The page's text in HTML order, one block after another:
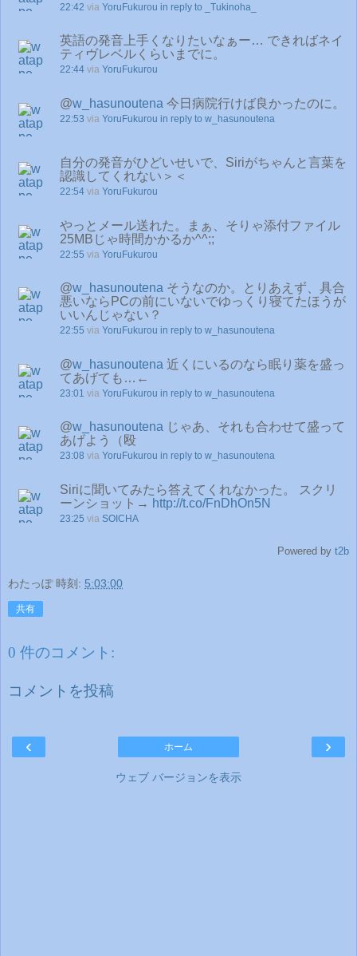
22:42 via YoruFukurou in reply to _Tukinoha_
英語の発音上手くなりたいなぁー… できればネイ
ティヴレベルくらいまでに。
22:44 via YoruFukurou
@w_hasunoutena 今日病院行けば良かったのに。
22:53 via YoruFukurou in reply to w_hasunoutena
自分の発音がひどいせいで、Siriがちゃんと言葉を
認識してくれない＞＜
22:54 via YoruFukurou
やっとメール送れた。まぁ、そりゃ添付ファイル
25MBじゃ時間かかるか^^;;
22:55 via YoruFukurou
@w_hasunoutena そうなのか。とりあえず、具合
悪いならPCの前にいないでゆっくり寝てたほうが
いいんじゃない？
22:55 via YoruFukurou in reply to w_hasunoutena
@w_hasunoutena 近くにいるのなら眠り薬を盛っ
てあげても…←
23:01 via YoruFukurou in reply to w_hasunoutena
@w_hasunoutena じゃあ、それも合わせて盛って
あげよう（殴
23:08 via YoruFukurou in reply to w_hasunoutena
Siriに聞いてみたら答えてくれなかった。 スクリ
ーンショット→ http://t.co/FnDhOn5N
23:25 via SOICHA
Powered by t2b
わたっぽ 時刻: 5:03:00
共有
0 件のコメント:
コメントを投稿
‹ ›
ホーム
ウェブ バージョンを表示